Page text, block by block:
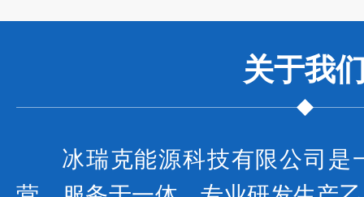
关于我
冰瑞克能源科技有限公司是